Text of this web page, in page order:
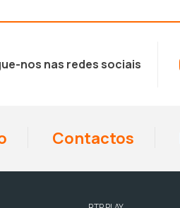
nos nas redes sociais
Contactos